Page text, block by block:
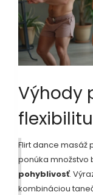
Výhody
flexibilitu
Flirt dance masáž
ponúka množstvo
pohyblivosť.
kombináciou